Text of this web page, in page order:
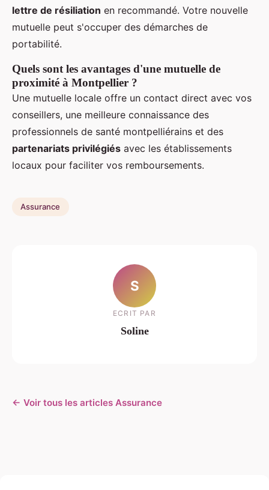
lettre de résiliation en recommandé. Votre nouvelle
mutuelle peut s'occuper des démarches de
portabilité.
Quels sont les avantages d'une mutuelle de
proximité à Montpellier ?
Une mutuelle locale offre un contact direct avec vos
conseillers, une meilleure connaissance des
professionnels de santé montpelliérains et des
partenariats privilégiés avec les établissements
locaux pour faciliter vos remboursements.
Assurance
S
ECRIT PAR
Soline
← Voir tous les articles Assurance